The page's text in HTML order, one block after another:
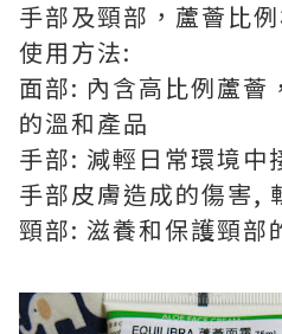
手部及頸部，蘆薈比
使用方法:
面部: 內含高比例蘆薈
的溫和產品
手部: 減輕日常環境中
手部皮膚造成的傷害,
頸部: 滋養和保護頸部